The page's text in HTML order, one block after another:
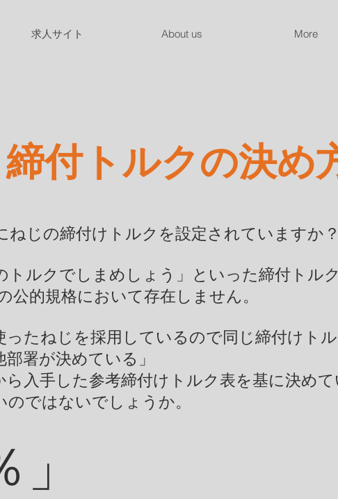
求人サイト About us More
締付トルクの決め
ねじの締付けトルクを設定されていますか
トルクでしまめしょう」といった締付トル
公的規格において存在しません。
ったねじを採用しているので同じ締付けト
部署が決めている」
ら入手した参考締付けトルク表を基に決め
ではないでしょうか。